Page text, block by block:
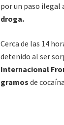
por un paso ilegal
droga.
Cerca de las 14
detenido al ser
Internacional
gramos de